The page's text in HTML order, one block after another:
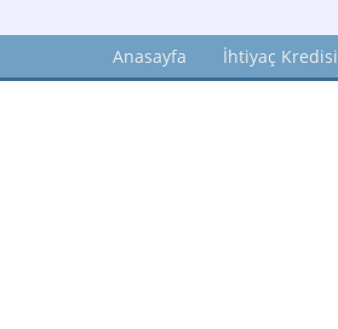
Anasayfa İhtiyaç Kredisi